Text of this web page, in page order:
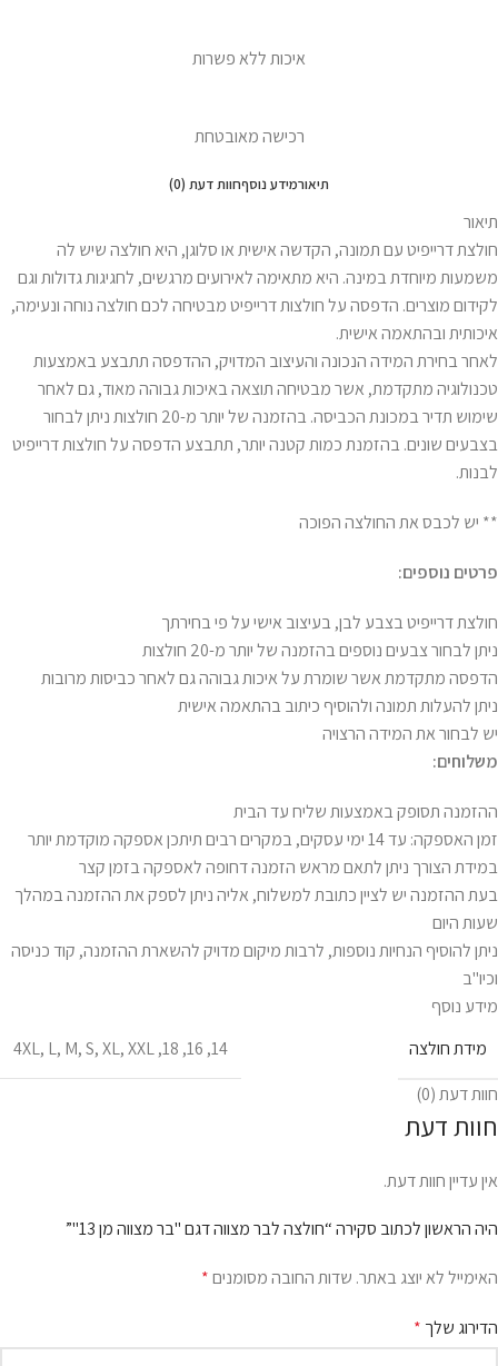
איכות ללא פשרות
רכישה מאובטחת
תיאורמידע נוסףחוות דעת (0)
תיאור
חולצת דרייפיט עם תמונה, הקדשה אישית או סלוגן, היא חולצה שיש לה
משמעות מיוחדת במינה. היא מתאימה לאירועים מרגשים, לחגיגות גדולות וגם
לקידום מוצרים. הדפסה על חולצות דרייפיט מבטיחה לכם חולצה נוחה ונעימה,
איכותית ובהתאמה אישית.
לאחר בחירת המידה הנכונה והעיצוב המדויק, ההדפסה תתבצע באמצעות
טכנולוגיה מתקדמת, אשר מבטיחה תוצאה באיכות גבוהה מאוד, גם לאחר
שימוש תדיר במכונת הכביסה. בהזמנה של יותר מ-20 חולצות ניתן לבחור
בצבעים שונים. בהזמנת כמות קטנה יותר, תתבצע הדפסה על חולצות דרייפיט
לבנות.
** יש לכבס את החולצה הפוכה
פרטים נוספים:
חולצת דרייפיט בצבע לבן, בעיצוב אישי על פי בחירתך
ניתן לבחור צבעים נוספים בהזמנה של יותר מ-20 חולצות
הדפסה מתקדמת אשר שומרת על איכות גבוהה גם לאחר כביסות מרובות
ניתן להעלות תמונה ולהוסיף כיתוב בהתאמה אישית
יש לבחור את המידה הרצויה
משלוחים:
ההזמנה תסופק באמצעות שליח עד הבית
זמן האספקה: עד 14 ימי עסקים, במקרים רבים תיתכן אספקה מוקדמת יותר
במידת הצורך ניתן לתאם מראש הזמנה דחופה לאספקה בזמן קצר
בעת ההזמנה יש לציין כתובת למשלוח, אליה ניתן לספק את ההזמנה במהלך
שעות היום
ניתן להוסיף הנחיות נוספות, לרבות מיקום מדויק להשארת ההזמנה, קוד כניסה
וכיו"ב
מידע נוסף
מידת חולצה
14
,
16
,
18
,
4XL, L, M,S,XL,XXL
חוות דעת (0)
חוות דעת
אין עדיין חוות דעת.
היה הראשון לכתוב סקירה “חולצה לבר מצווה דגם "בר מצווה מן 13"”
האימייל לא יוצג באתר. שדות החובה מסומנים*
הדירוג שלך *